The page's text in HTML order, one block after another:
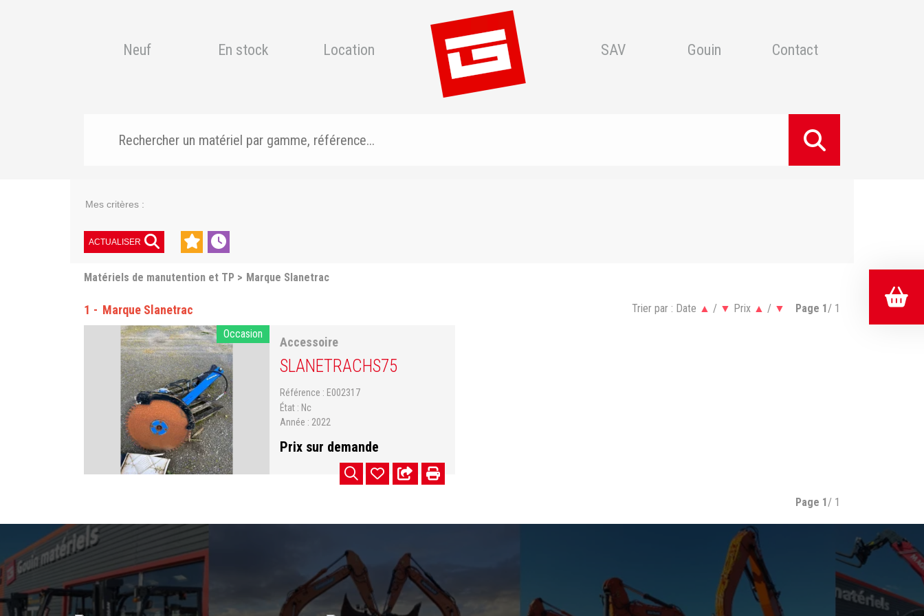
Neuf En stock Location SAV Gouin Contact
Mes critères :
ACTUALISER
Matériels de manutention et TP Marque Slanetrac
1 Marque Slanetrac Trier par : Date ▲ / ▼ Prix ▲ / ▼ Page 1/ 1
Occasion
Accessoire
SLANETRACHS75
Référence
E002317
État
Nc
Année
2022
Prix sur demande
Page 1/ 1